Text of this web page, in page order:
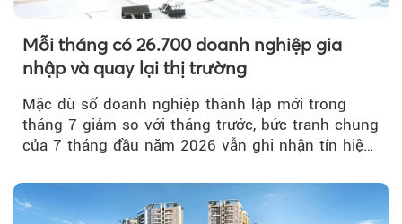
Mỗi tháng có 26.700 doanh nghiệp gia
nhập và quay lại thị trường
Mặc dù số doanh nghiệp thành lập mới trong
tháng 7 giảm so với tháng trước, bức tranh chung
của 7 tháng đầu năm 2026 vẫn ghi nhận tín hiệu